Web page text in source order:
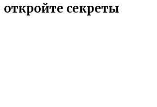
секреты